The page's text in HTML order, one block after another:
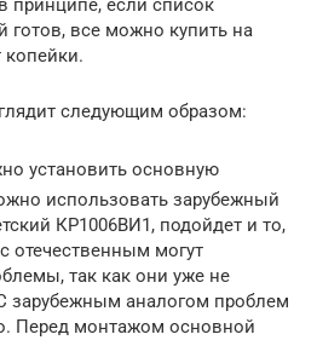
принципе, если список
готов, все можно купить на
копейки.
следующим образом:
установить основную
использовать зарубежный
КР1006ВИ1, подойдет и то,
отечественным могут
так как они уже не
зарубежным аналогом проблем
Перед монтажом основной